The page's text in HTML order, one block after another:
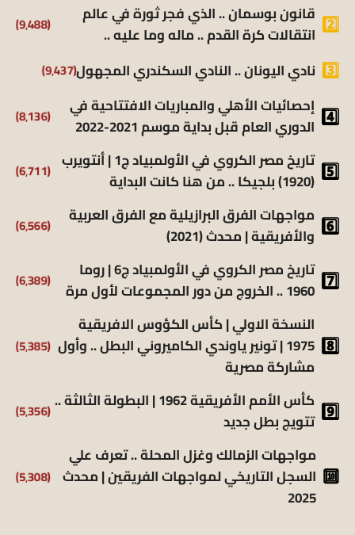
قانون بوسمان .. الذي فجر ثورة في عالم
انتقالات كرة القدم .. ماله وما عليه ..
(9٬488)
نادي اليونان .. النادي السكندري المجهول(9٬437)
إحصائيات الأهلي والمباريات الافتتاحية في
الدوري العام قبل بداية موسم 2021-2022
(8٬136)
تاريخ مصر الكروي في الأولمبياد ج1 | أنتويرب
(1920) بلجيكا .. من هنا كانت البداية
(6٬711)
مواجهات الفرق البرازيلية مع الفرق العربية
والأفريقية | محدث (2021)
(6٬566)
تاريخ مصر الكروي في الأولمبياد ج6 | روما
1960 .. الخروج من دور المجموعات لأول مرة
(6٬389)
النسخة الاولي | كأس الكؤوس الافريقية
1975 | تونير ياوندي الكاميروني البطل .. وأول
مشاركة مصرية
(5٬385)
كأس الأمم الأفريقية 1962 | البطولة الثالثة ..
تتويج بطل جديد
(5٬356)
مواجهات الزمالك وغزل المحلة .. تعرف علي
السجل التاريخي لمواجهات الفريقين | محدث
2025
(5٬308)